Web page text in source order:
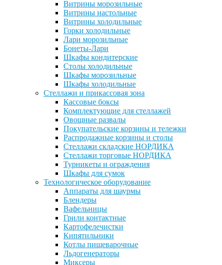
Витрины морозильные
Витрины настольные
Витрины холодильные
Горки холодильные
Лари морозильные
Бонеты-Лари
Шкафы кондитерские
Столы холодильные
Шкафы морозильные
Шкафы холодильные
Стеллажи и прикассовая зона
Кассовые боксы
Комплектующие для стеллажей
Овощные развалы
Покупательские корзины и тележки
Распродажные корзины и столы
Стеллажи складские НОРДИКА
Стеллажи торговые НОРДИКА
Турникеты и ограждения
Шкафы для сумок
Технологическое оборудование
Аппараты для шаурмы
Блендеры
Вафельницы
Грили контактные
Картофелечистки
Кипятильники
Котлы пищеварочные
Льдогенераторы
Миксеры